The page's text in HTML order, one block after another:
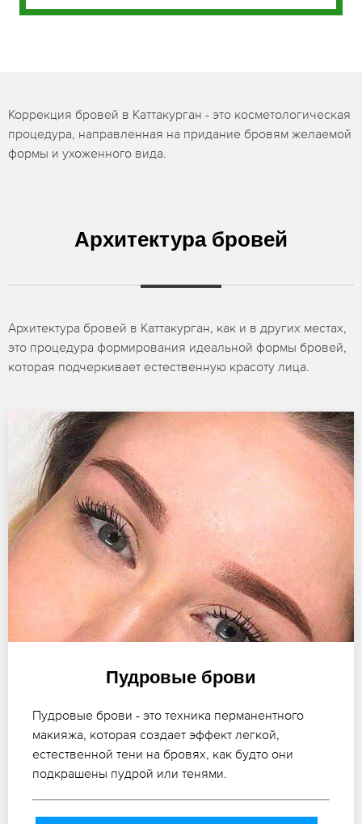
Коррекция бровей в Каттакурган - это косметологическая
процедура, направленная на придание бровям желаемой
формы и ухоженного вида.
Архитектура бровей
Архитектура бровей в Каттакурган, как и в других местах,
это процедура формирования идеальной формы бровей,
которая подчеркивает естественную красоту лица.
Пудровые брови
Пудровые брови - это техника перманентного
макияжа, которая создает эффект легкой,
естественной тени на бровях, как будто они
подкрашены пудрой или тенями.